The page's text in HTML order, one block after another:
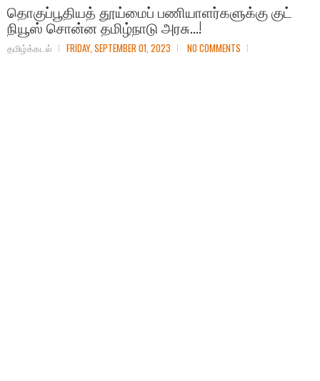
தொகுப்பூதியத் தூய்மைப் பணியாளர்களுக்கு குட்
நியூஸ் சொன்ன தமிழ்நாடு அரசு...!
தமிழ்க்கடல் FRIDAY, SEPTEMBER 01, 2023 NO COMMENTS